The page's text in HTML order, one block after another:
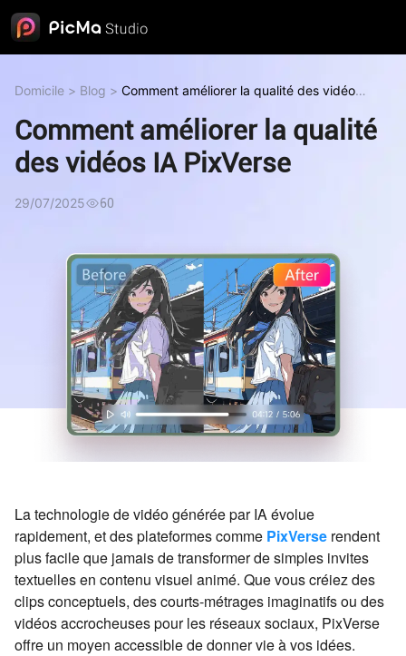
Domicile > Blog > Comment améliorer la qualité des vidéos
Comment améliorer la qualité
des vidéos IA PixVerse
29/07/2025 60
La technologie de vidéo générée par IA évolue
rapidement, et des plateformes comme PixVerse rendent
plus facile que jamais de transformer de simples invites
textuelles en contenu visuel animé. Que vous créiez des
clips conceptuels, des courts-métrages imaginatifs ou des
vidéos accrocheuses pour les réseaux sociaux, PixVerse
offre un moyen accessible de donner vie à vos idées.